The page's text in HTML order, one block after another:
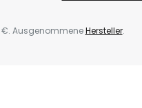
€. AusgenommeneHersteller.